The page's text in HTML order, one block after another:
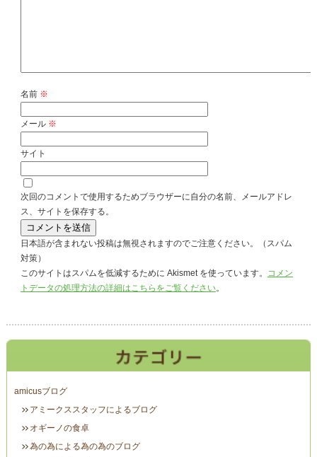
名前 ※
メール ※
サイト
次回のコメントで使用するためブラウザーに自分の名前、メールアドレ
ス、サイトを保存する。
日本語が含まれない投稿は無視されますのでご注意ください。（スパム
対策）
このサイトはスパムを低減するために Akismet を使っています。 コメン
トデータの処理方法の詳細はこちらをご覧ください。
amicusブログ
アミークススタッフによるブログ
オギーノの食卓
為の為による為の為のブログ